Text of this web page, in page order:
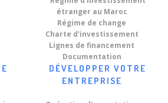
étranger au Maroc
Régime de change
Charte d'investissement
Lignes de financement
Documentation
DÉVELOPPER VOTRE
ENTREPRISE